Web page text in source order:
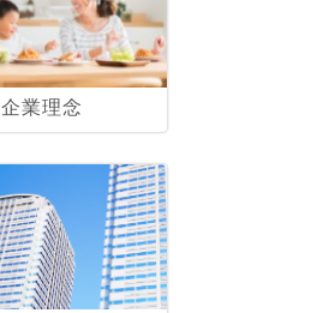
企業理念